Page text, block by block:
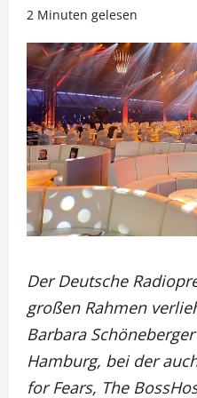
2 Minuten gelesen
Der Deutsche
großen Rahmen
Barbara
Hamburg, bei der
for Fears, The